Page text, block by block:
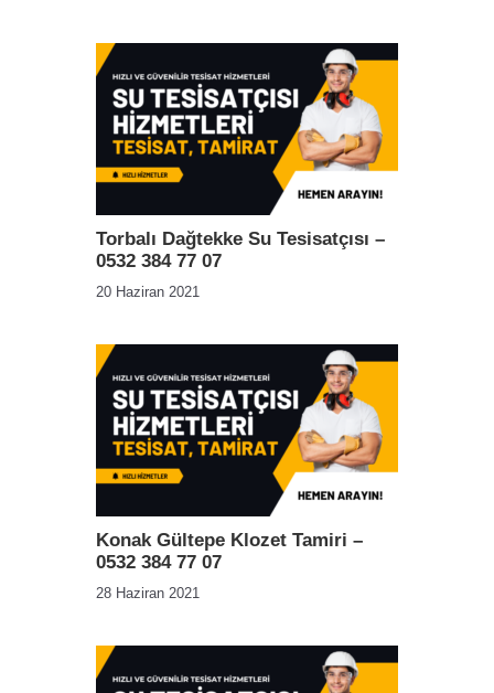
Torbalı Dağtekke Su Tesisatçısı –
0532 384 77 07
20 Haziran 2021
Konak Gültepe Klozet Tamiri –
0532 384 77 07
28 Haziran 2021